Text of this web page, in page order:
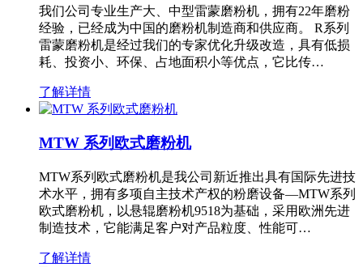
我们公司专业生产大、中型雷蒙磨粉机，拥有22年磨粉
经验，已经成为中国的磨粉机制造商和供应商。 R系列
雷蒙磨粉机是经过我们的专家优化升级改造，具有低损
耗、投资小、环保、占地面积小等优点，它比传…
了解详情
MTW 系列欧式磨粉机
MTW系列欧式磨粉机是我公司新近推出具有国际先进技
术水平，拥有多项自主技术产权的粉磨设备—MTW系列
欧式磨粉机，以悬辊磨粉机9518为基础，采用欧洲先进
制造技术，它能满足客户对产品粒度、性能可…
了解详情